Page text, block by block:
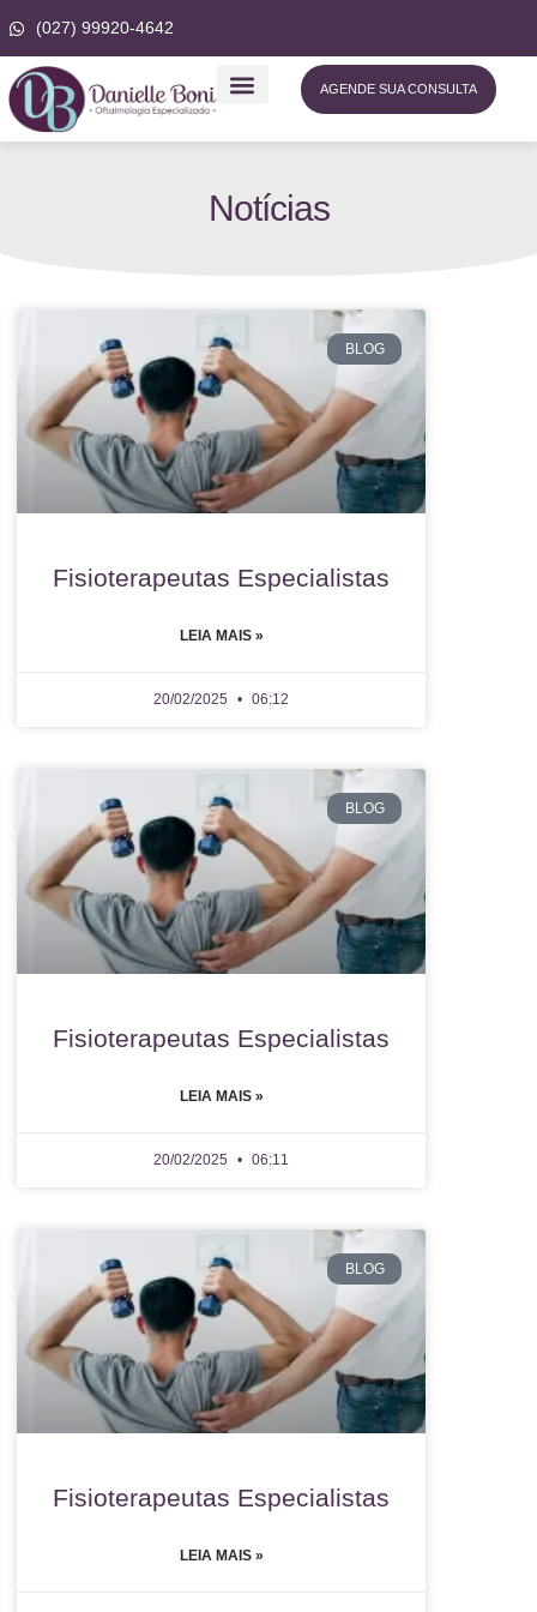
(027) 99920-4642
AGENDE SUA CONSULTA
Notícias
BLOG
Fisioterapeutas Especialistas
LEIA MAIS »
20/02/2025 06:12
BLOG
Fisioterapeutas Especialistas
LEIA MAIS »
20/02/2025 06:11
BLOG
Fisioterapeutas Especialistas
LEIA MAIS »